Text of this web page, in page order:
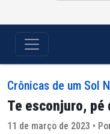
Crônicas de um Sol
Te esconjuro, pé
11 de março de 2023 •